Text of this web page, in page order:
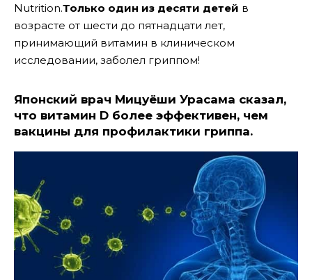
Nutrition.Только один из десяти детей в
возрасте от шести до пятнадцати лет,
принимающий витамин в клиническом
исследовании, заболел гриппом!
Японский врач Мицуёши Урасама сказал,
что витамин D более эффективен, чем
вакцины для профилактики гриппа.